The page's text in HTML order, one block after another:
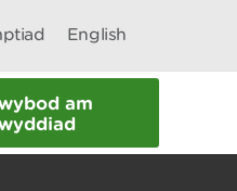
English
am